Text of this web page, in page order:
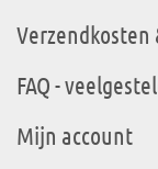
Verzendkosten
FAQ -
Mijn account